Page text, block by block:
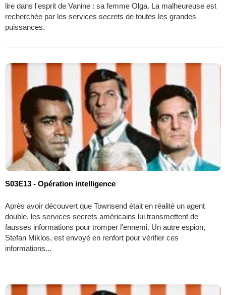
lire dans l'esprit de Vanine : sa femme Olga. La malheureuse est
recherchée par les services secrets de toutes les grandes
puissances.
S03E13 - Opération intelligence
Après avoir découvert que Townsend était en réalité un agent
double, les services secrets américains lui transmettent de
fausses informations pour tromper l'ennemi. Un autre espion,
Stefan Miklos, est envoyé en renfort pour vérifier ces
informations...